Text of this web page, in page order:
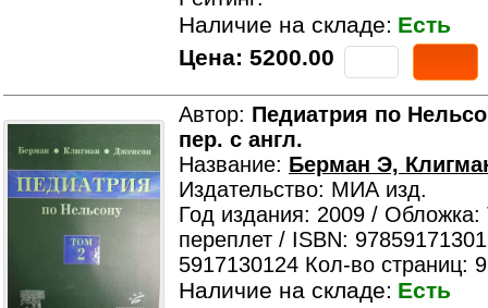
Наличие на складе: Есть
Цена: 5200.00
Автор: Педиатрия по
пер. с англ.
Название: Берман Э,
Издательство: МИА изд.
Год издания: 2009 /
переплет / ISBN:
5917130124 Кол-во страниц:
Наличие на складе: Есть